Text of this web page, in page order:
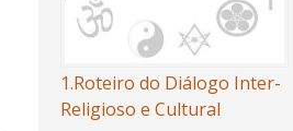
1.Roteiro do Diálogo Inter-
Religioso e Cultural